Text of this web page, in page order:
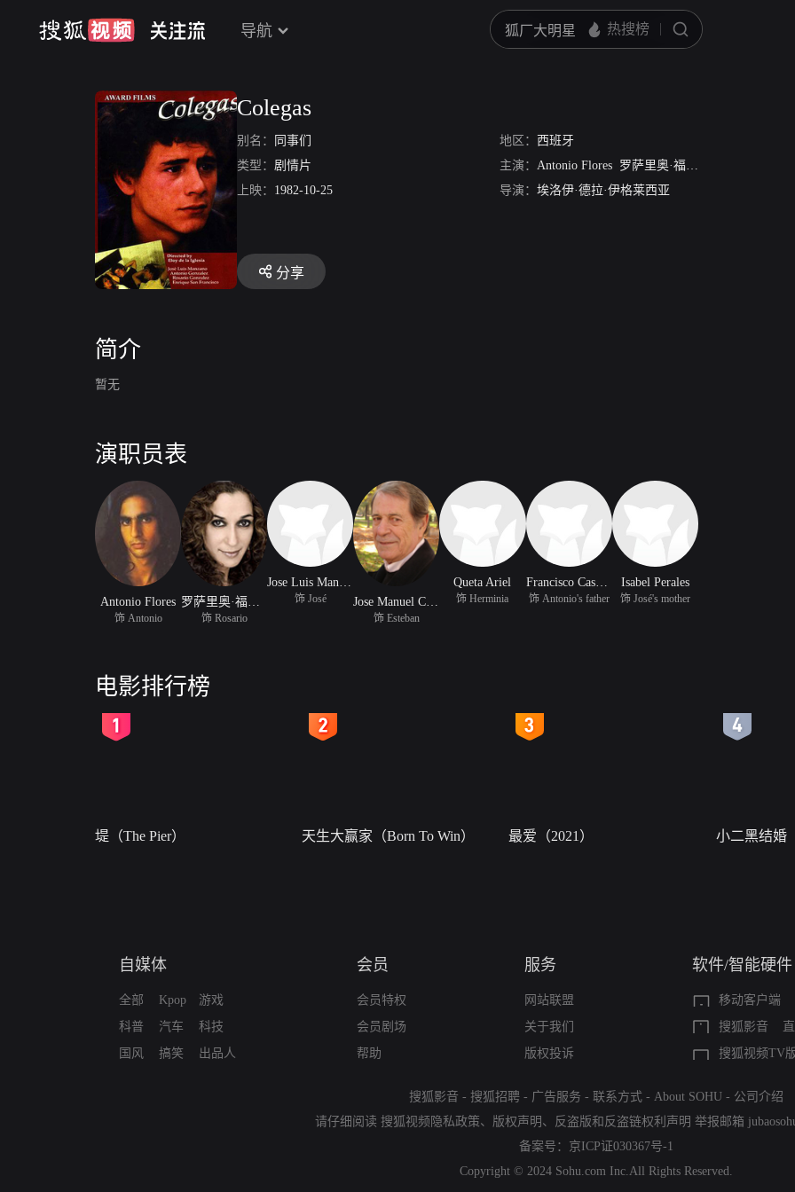
导航
Colegas
别名： 同事们 地区： 西班牙
类型： 剧情片 主演： Antonio Flores 罗萨里奥·福罗雷斯
上映： 1982-10-25 导演： 埃洛伊·德拉·伊格莱西亚
分享
简介
暂无
演职员表
Antonio Flores
饰 Antonio 饰 Rosario
Jose Luis Manzano
饰 José
饰 Esteban
Queta Ariel
饰 Herminia
Francisco Casares
饰 Antonio's father
Isabel Perales
饰 José's mother
电影排行榜
堤（The Pier） 天生大赢家（Born To Win） 最爱（2021） 小二黑结婚
自媒体
全部
科普
国风
Kpop
汽车
搞笑
游戏
科技
出品人
会员
会员特权
会员剧场
帮助
服务
网站联盟
关于我们
版权投诉
软件/智能硬件
移动客户端
搜狐影音
搜狐视频TV
搜狐影音 - 搜狐招聘 - 广告服务 - 联系方式 - About SOHU - 公司介绍
请仔细阅读 搜狐视频隐私政策、 版权声明 、 反盗版和反盗链权利声明 举报邮箱
备案号： 京ICP证030367号-1
Copyright © 2024 Sohu.com Inc.All Rights Reserved.